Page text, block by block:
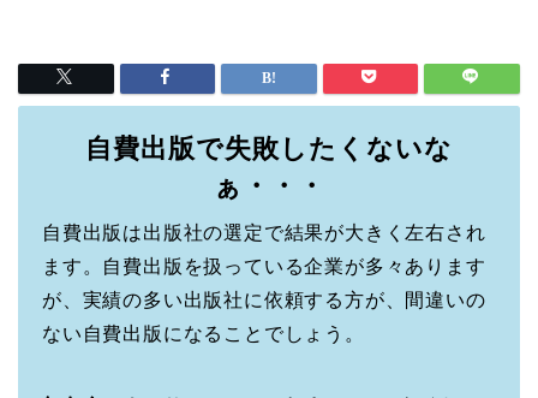
自費出版で失敗したくないな
ぁ・・・
自費出版は出版社の選定で結果が大きく左右され
ます。自費出版を扱っている企業が多々あります
が、実績の多い出版社に依頼する方が、間違いの
ない自費出版になることでしょう。